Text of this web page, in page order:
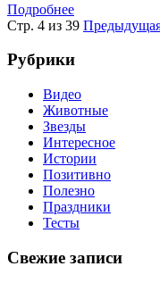
Подробнее
Стр. 4 из 39
Рубрики
Видео
Животные
Звезды
Интересное
Истории
Позитивно
Полезно
Праздники
Тесты
Свежие записи